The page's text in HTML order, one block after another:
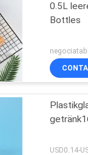
0.5L
Bottles
USD0.14-